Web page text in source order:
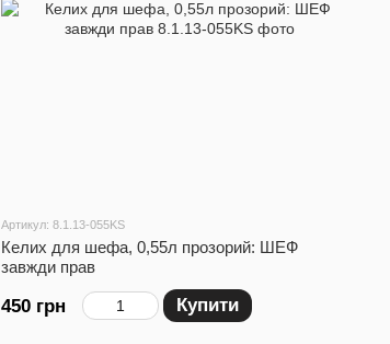
Артикул: 8.1.13-055KS
Келих для шефа, 0,55л прозорий: ШЕФ
завжди прав
450 грн Купити